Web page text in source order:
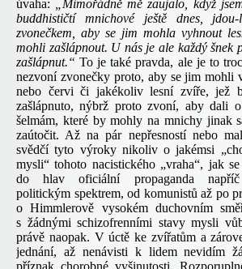
úvaha:
„Mimořádně mě zaujalo, když
buddhističtí mnichové ještě dnes,
zvonečkem, aby se jim mohla vyhnout
mohli zašlápnout. U nás je ale každý šnek
zašlápnut.“To je také pravda, ale je to
nezvoní zvonečky proto, aby se jim mohli
nebo červi či jakékoliv lesní zvíře, jež
zašlápnuto, nýbrž proto zvoní, aby dali
šelmám, které by mohly na mnichy jinak
zaútočit. Až na pár nepřesností nebo
svědčí tyto výroky nikoliv o jakémsi
mysli“ tohoto nacistického „vraha“, jak
do hlav oficiální propaganda napříč
politickým spektrem, od komunistů až po
o Himmlerově vysokém duchovním
s žádnými schizofrenními stavy mysli
právě naopak. V úctě ke zvířatům a
jednání, až nenávisti k lidem nevidím
příznak chorobné vyšinutosti.